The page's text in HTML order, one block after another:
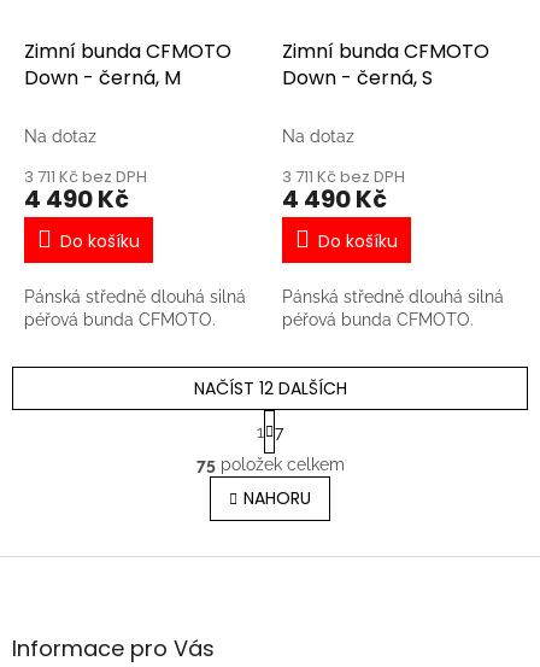
Zimní bunda CFMOTO
Down - černá, M
Na dotaz
3 711 Kč bez DPH
4 490 Kč
Do košíku
Pánská středně dlouhá silná
péřová bunda CFMOTO.
Zimní bunda CFMOTO
Down - černá, S
Na dotaz
3 711 Kč bez DPH
4 490 Kč
Do košíku
Pánská středně dlouhá silná
péřová bunda CFMOTO.
O
v
l
á
NAČÍST 12 DALŠÍCH
S
t
r
á
n
k
v
1
7
75položek celkem
NAHORU
Z
aInformace pro Vás